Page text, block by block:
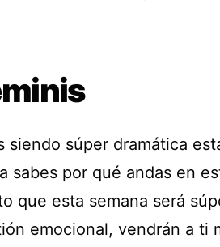
siendo súper dramática
sabes por qué andas en
que esta semana será
emocional, vendrán a ti